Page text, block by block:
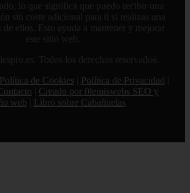
lo que significa que puedo recibir una
sin coste adicional para ti si realizas una
de ellos. Esto ayuda a mantener y mejorar
este sitio web.
Todos los derechos reservados.
Política de Cookies Política de Privacidad
Creado por 0lemiswebs SEO y
web
Libro sobre Cabañuelas